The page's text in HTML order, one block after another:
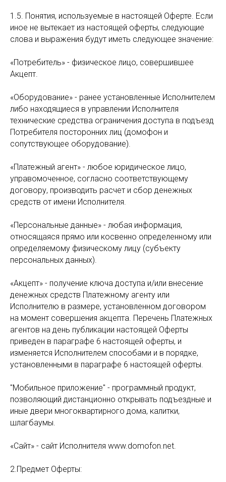
1.5. Понятия, используемые в настоящей Оферте. Если
иное не вытекает из настоящей оферты, следующие
слова и выражения будут иметь следующее значение:
«Потребитель» - физическое лицо, совершившее
Акцепт.
«Оборудование» - ранее установленные Исполнителем
либо находящиеся в управлении Исполнителя
технические средства ограничения доступа в подъезд
Потребителя посторонних лиц (домофон и
сопутствующее оборудование).
«Платежный агент» - любое юридическое лицо,
управомоченное, согласно соответствующему
договору, производить расчет и сбор денежных
средств от имени Исполнителя.
«Персональные данные» - любая информация,
относящаяся прямо или косвенно определенному или
определяемому физическому лицу (субъекту
персональных данных).
«Акцепт» - получение ключа доступа и/или внесение
денежных средств Платежному агенту или
Исполнителю в размере, установленном договором
на момент совершения акцепта. Перечень Платежных
агентов на день публикации настоящей Оферты
приведен в параграфе 6 настоящей оферты, и
изменяется Исполнителем способами и в порядке,
установленными в параграфе 6 настоящей оферты.
"Мобильное приложение" - программный продукт,
позволяющий дистанционно открывать подъездные и
иные двери многоквартирного дома, калитки,
шлагбаумы.
«Сайт» - сайт Исполнителя www.domofon.net.
2.Предмет Оферты: